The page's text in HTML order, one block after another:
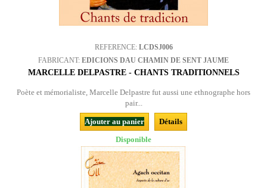
REFERENCE: LCDSJ006
FABRICANT: EDICIONS DAU CHAMIN DE SENT JAUME
MARCELLE DELPASTRE - CHANTS TRADITIONNELS
Poète et mémorialiste, Marcelle Delpastre fut aussi une ethnographe hors
pair...
Ajouter au panier
Détails
Disponible